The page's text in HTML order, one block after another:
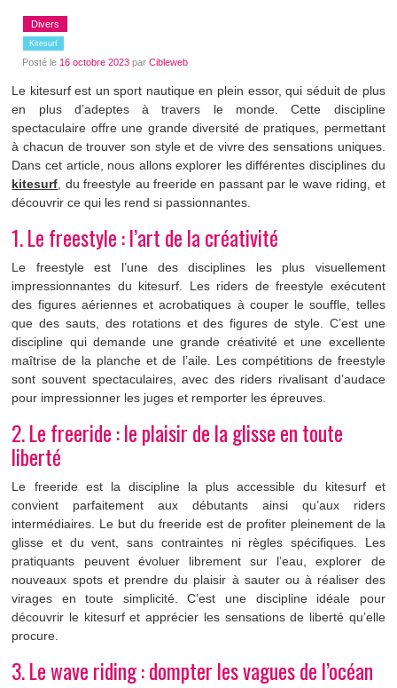
Divers
Kitesurf
Posté le 16 octobre 2023par Cibleweb
Le kitesurf est un sport nautique en plein essor, qui séduit de plus
en plus d’adeptes à travers le monde. Cette discipline
spectaculaire offre une grande diversité de pratiques, permettant
à chacun de trouver son style et de vivre des sensations uniques.
Dans cet article, nous allons explorer les différentes disciplines du
kitesurf , du freestyle au freeride en passant par le wave riding, et
découvrir ce qui les rend si passionnantes.
1. Le freestyle : l’art de la créativité
Le freestyle est l’une des disciplines les plus visuellement
impressionnantes du kitesurf. Les riders de freestyle exécutent
des figures aériennes et acrobatiques à couper le souffle, telles
que des sauts, des rotations et des figures de style. C’est une
discipline qui demande une grande créativité et une excellente
maîtrise de la planche et de l’aile. Les compétitions de freestyle
sont souvent spectaculaires, avec des riders rivalisant d’audace
pour impressionner les juges et remporter les épreuves.
2. Le freeride : le plaisir de la glisse en toute
liberté
Le freeride est la discipline la plus accessible du kitesurf et
convient parfaitement aux débutants ainsi qu’aux riders
intermédiaires. Le but du freeride est de profiter pleinement de la
glisse et du vent, sans contraintes ni règles spécifiques. Les
pratiquants peuvent évoluer librement sur l’eau, explorer de
nouveaux spots et prendre du plaisir à sauter ou à réaliser des
virages en toute simplicité. C’est une discipline idéale pour
découvrir le kitesurf et apprécier les sensations de liberté qu’elle
procure.
3. Le wave riding : dompter les vagues de l’océan